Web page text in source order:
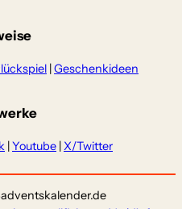
|Geschenkideen
|Youtube |X/Twitter